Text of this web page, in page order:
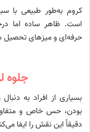
کروم به‌طور طبیعی با
است. ظاهر ساده اما
حرفه‌ای و میزهای
جلوه
بسیاری از افراد به
بودن، حس خاص و
دقیقاً این نقش را ایفا